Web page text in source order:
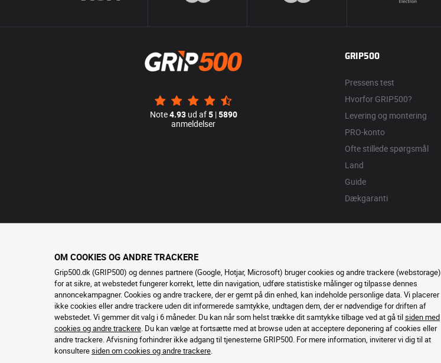
Note4.93ud af5|5890
anmeldelser
GRIP500
Pressens test
Hvorfor GRIP500?
Levering og montering
PRO-konto
Ofte stillede spørgsmål
Land
Guide
Dækgaranti
OM COOKIES OG ANDRE TRACKERE
Grip500.dk (GRIP500) og dennes partnere (Google, Hotjar, Microsoft) bruger cookies og andre trackere (webstorage)
for at sikre, at webstedet fungerer korrekt, lette din navigation, udføre statistiske målinger og tilpasse dennes
annoncekampagner. Cookies og andre trackere, der er gemt på din enhed, kan indeholde personlige data. Vi placerer
ikke cookies eller andre trackere uden dit informerede samtykke, undtagen dem, der er nødvendige for driften af ​​
webstedet. Vi gemmer dit valg i 6 måneder. Du kan når som helst trække dit samtykke tilbage ved at gå tilsiden med
cookies og andre trackere. Du kan vælge at fortsætte med at browse uden at acceptere deponering af cookies eller
andre trackere. Afvisning forhindrer ikke adgang til tjenesterne GRIP500. For mere information, inviterer vi dig til at
konsulteresiden om cookies og andre trackere.